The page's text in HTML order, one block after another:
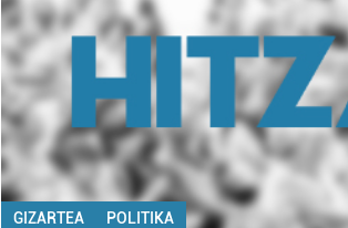
GIZARTEA POLITIKA